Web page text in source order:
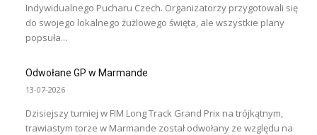
Indywidualnego Pucharu Czech. Organizatorzy przygotowali się
do swojego lokalnego żużlowego święta, ale wszystkie plany
popsuła...
Odwołane GP w Marmande
13-07-2026
Dzisiejszy turniej w FIM Long Track Grand Prix na trójkątnym,
trawiastym torze w Marmande został odwołany ze względu na